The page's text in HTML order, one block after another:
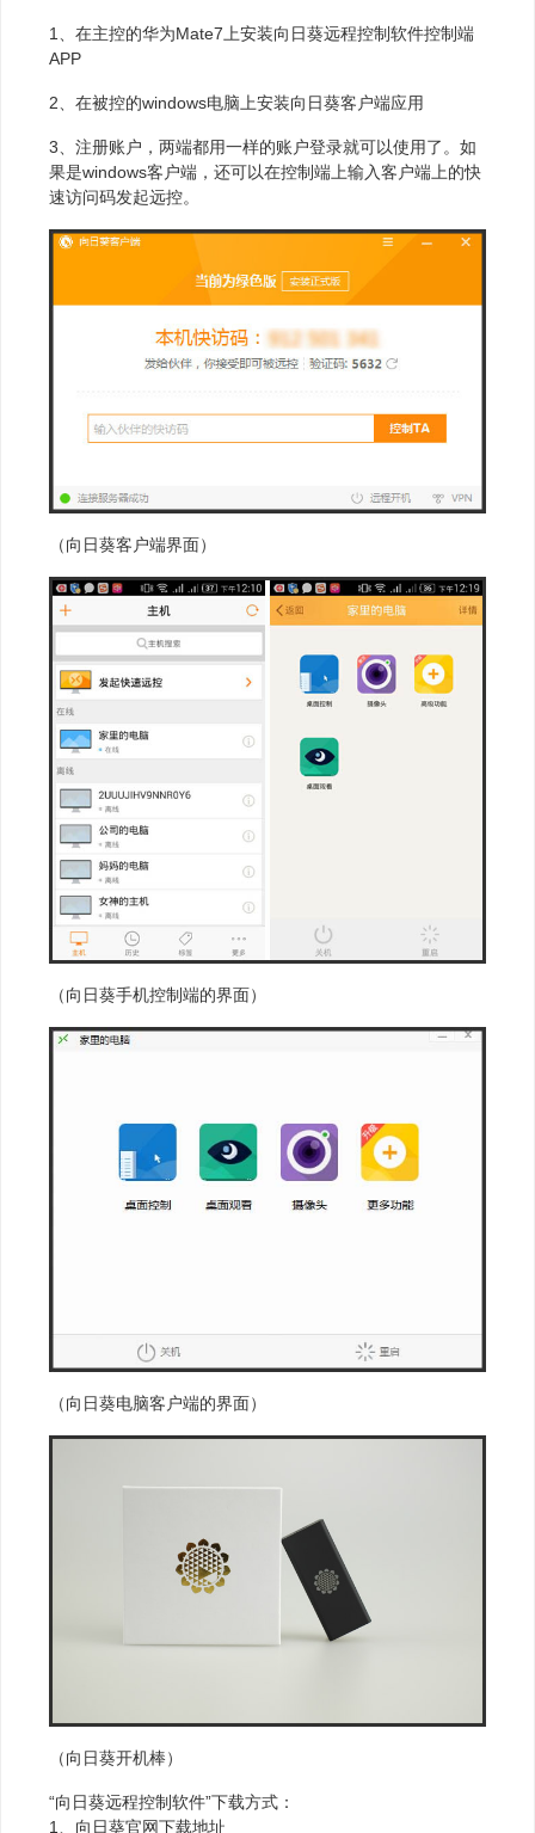
1、在主控的华为Mate7上安装向日葵远程控制软件控制端
APP
2、在被控的windows电脑上安装向日葵客户端应用
3、注册账户，两端都用一样的账户登录就可以使用了。如
果是windows客户端，还可以在控制端上输入客户端上的快
速访问码发起远控。
（向日葵客户端界面）
（向日葵手机控制端的界面）
（向日葵电脑客户端的界面）
（向日葵开机棒）
“向日葵远程控制软件”下载方式：
1、向日葵官网下载地址